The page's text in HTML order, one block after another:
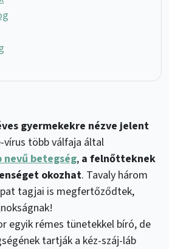
gyermekekre nézve jelent
vírus több válfaja által
nevű betegség, a felnőtteknek
okozhat. Tavaly három
tagjai is megfertőződtek,
egyik rémes tünetekkel bíró, de
tartják a kéz-száj-láb